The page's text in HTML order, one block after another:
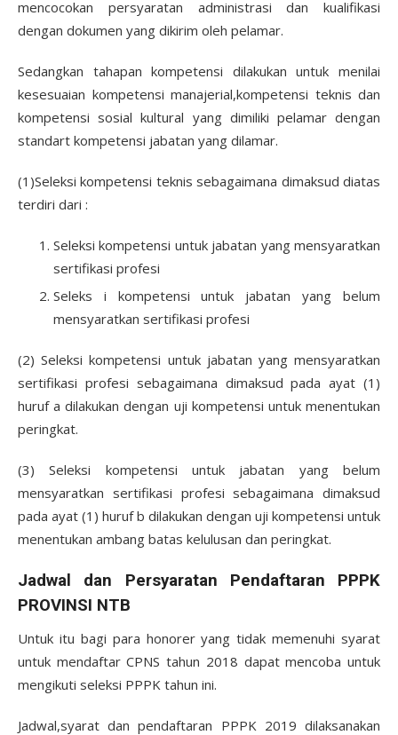
mencocokan persyaratan administrasi dan kualifikasi
dengan dokumen yang dikirim oleh pelamar.
Sedangkan tahapan kompetensi dilakukan untuk menilai
kesesuaian kompetensi manajerial,kompetensi teknis dan
kompetensi sosial kultural yang dimiliki pelamar dengan
standart kompetensi jabatan yang dilamar.
(1)Seleksi kompetensi teknis sebagaimana dimaksud diatas
terdiri dari :
Seleksi kompetensi untuk jabatan yang mensyaratkan
sertifikasi profesi
Seleks i kompetensi untuk jabatan yang belum
mensyaratkan sertifikasi profesi
(2) Seleksi kompetensi untuk jabatan yang mensyaratkan
sertifikasi profesi sebagaimana dimaksud pada ayat (1)
huruf a dilakukan dengan uji kompetensi untuk menentukan
peringkat.
(3) Seleksi kompetensi untuk jabatan yang belum
mensyaratkan sertifikasi profesi sebagaimana dimaksud
pada ayat (1) huruf b dilakukan dengan uji kompetensi untuk
menentukan ambang batas kelulusan dan peringkat.
Jadwal dan Persyaratan Pendaftaran PPPK
PROVINSI NTB
Untuk itu bagi para honorer yang tidak memenuhi syarat
untuk mendaftar CPNS tahun 2018 dapat mencoba untuk
mengikuti seleksi PPPK tahun ini.
Jadwal,syarat dan pendaftaran PPPK 2019 dilaksanakan